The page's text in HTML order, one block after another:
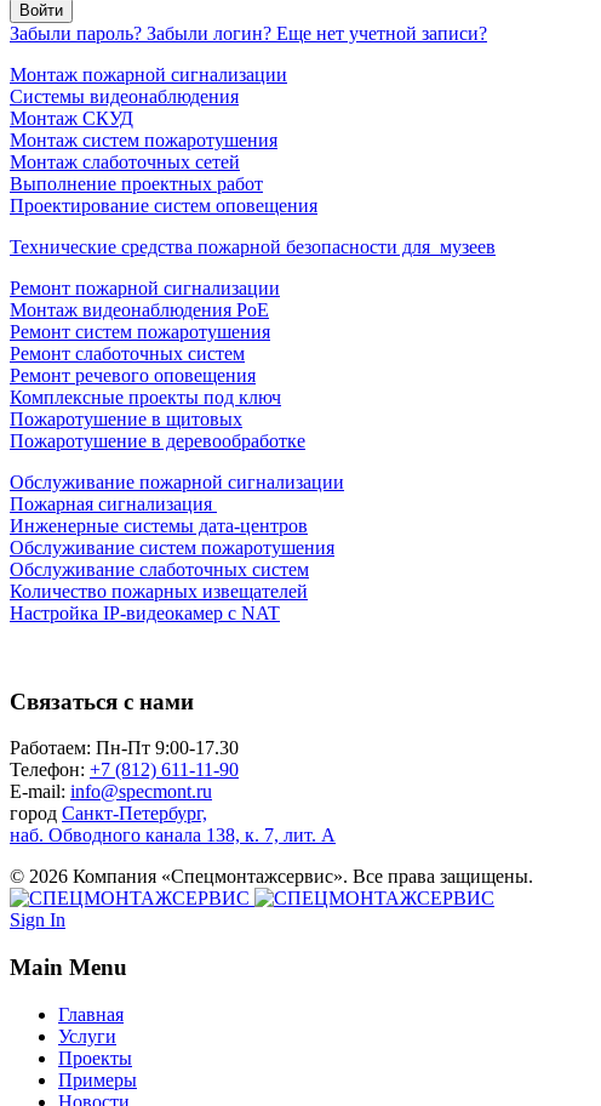
Войти
Забыли пароль? Забыли логин? Еще нет учетной записи?
Монтаж пожарной сигнализации
Системы видеонаблюдения
Монтаж СКУД
Монтаж систем пожаротушения
Монтаж слаботочных сетей
Выполнение проектных работ
Проектирование систем оповещения
Технические средства пожарной безопасности для музеев
Ремонт пожарной сигнализации
Монтаж видеонаблюдения PoE
Ремонт систем пожаротушения
Ремонт слаботочных систем
Ремонт речевого оповещения
Комплексные проекты под ключ
Пожаротушение в щитовых
Пожаротушение в деревообработке
Обслуживание пожарной сигнализации
Пожарная сигнализация
Инженерные системы дата-центров
Обслуживание систем пожаротушения
Обслуживание слаботочных систем
Количество пожарных извещателей
Настройка IP-видеокамер с NAT
Связаться с нами
Работаем: Пн-Пт 9:00-17.30
Телефон: +7 (812) 611-11-90
E-mail: info@specmont.ru
город Санкт-Петербург,
наб. Обводного канала 138, к. 7, лит. А
© 2026 Компания «Спецмонтажсервис». Все права защищены.
Sign In
Main Menu
Главная
Услуги
Проекты
Примеры
Новости